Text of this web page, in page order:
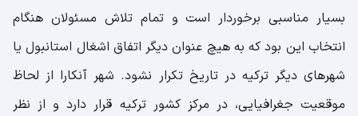
بسیار مناسبی برخوردار است و تمام تلاش مسئولان هنگام
انتخاب این بود که به هیچ عنوان دیگر اتفاق اشغال استانبول یا
شهرهای دیگر ترکیه در تاریخ تکرار نشود. شهر آنکارا از لحاظ
موقعیت جغرافیایی، در مرکز کشور ترکیه قرار دارد و از نظر